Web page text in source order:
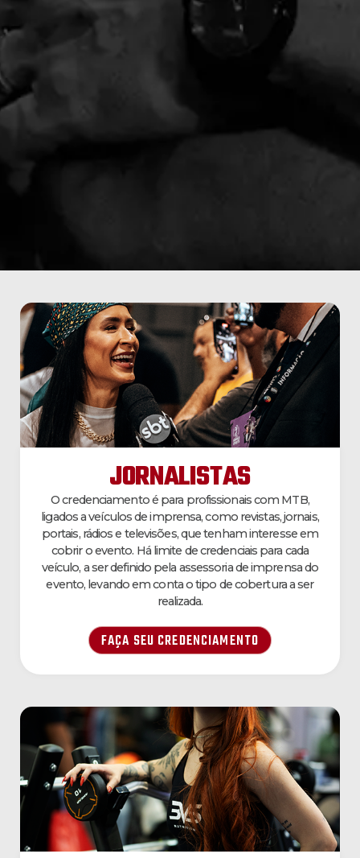
JORNALISTAS
O credenciamento é para profissionais com MTB,
ligados a veículos de imprensa, como revistas, jornais,
portais, rádios e televisões, que tenham interesse em
cobrir o evento. Há limite de credenciais para cada
veículo, a ser definido pela assessoria de imprensa do
evento, levando em conta o tipo de cobertura a ser
realizada.
FAÇA SEU CREDENCIAMENTO